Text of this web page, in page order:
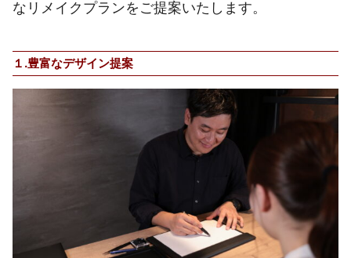
なリメイクプランをご提案いたします。
１.豊富なデザイン提案